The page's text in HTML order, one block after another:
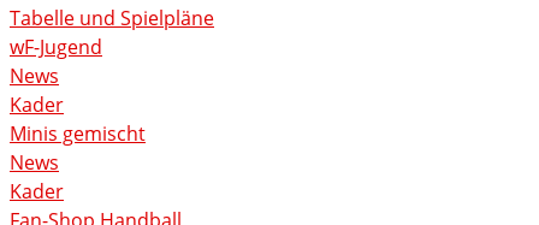
Tabelle und Spielpläne
wF-Jugend
News
Kader
Minis gemischt
News
Kader